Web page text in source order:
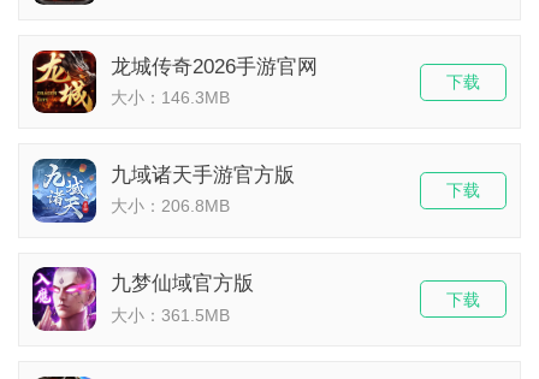
龙城传奇2026手游官网
大小：146.3MB
下载
九域诸天手游官方版
大小：206.8MB
下载
九梦仙域官方版
大小：361.5MB
下载